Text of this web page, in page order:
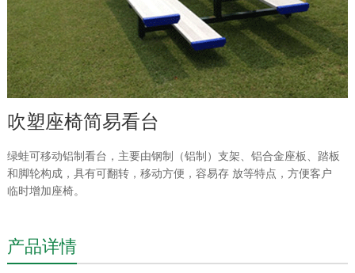
吹塑座椅简易看台
绿蛙可移动铝制看台，主要由钢制（铝制）支架、铝合金座板、踏板
和脚轮构成，具有可翻转，移动方便，容易存 放等特点，方便客户
临时增加座椅。
产品详情